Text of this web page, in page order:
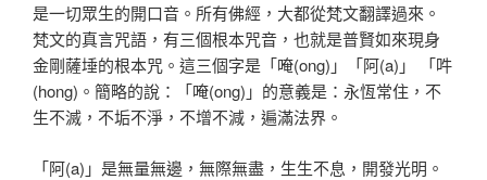
是一切眾生的開口音。所有佛經，大都從梵文翻譯過來。
梵文的真言咒語，有三個根本咒音，也就是普賢如來現身
金剛薩埵的根本咒。這三個字是「唵(ong)」「阿(a)」 「吽
(hong)。簡略的說：「唵(ong)」的意義是：永恆常住，不
生不滅，不垢不淨，不增不減，遍滿法界。
「阿(a)」是無量無邊，無際無盡，生生不息，開發光明。